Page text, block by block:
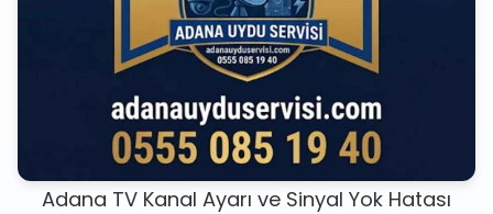
Adana TV Kanal Ayarı ve Sinyal Yok Hatası